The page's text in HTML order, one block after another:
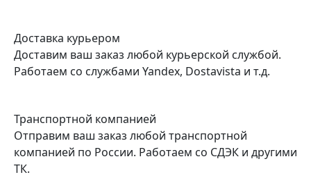
Доставка курьером
Доставим ваш заказ любой курьерской службой.
Работаем со службами Yandex, Dostavista и т.д.
Транспортной компанией
Отправим ваш заказ любой транспортной
компанией по России. Работаем со СДЭК и другими
ТК.